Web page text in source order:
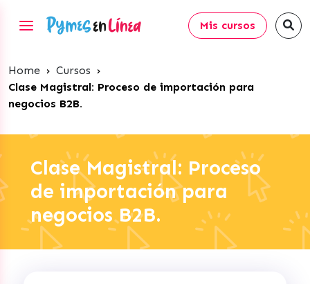
Mis cursos
Home › Cursos ›
Clase Magistral: Proceso de importación para
negocios B2B.
Clase Magistral: Proceso
de importación para
negocios B2B.